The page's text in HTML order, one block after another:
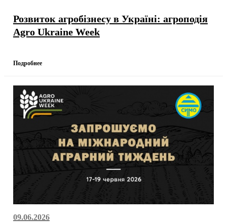
Розвиток агробізнесу в Україні: агроподія
Agro Ukraine Week
Подробнее
09.06.2026